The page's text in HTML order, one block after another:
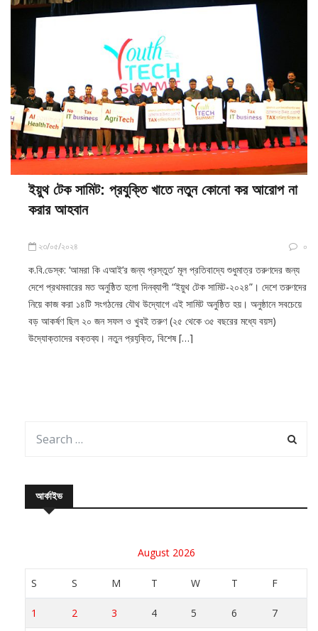
ইয়ুথ টেক সামিট: প্রযুক্তি খাতে নতুন কোনো কর আরোপ না
করার আহবান
২৩/০৫/২০২৪ ০
ক.বি.ডেস্ক: ‘আমরা কি এআই’র জন্য প্রস্তুত’ মূল প্রতিবাদ্যে শুধুমাত্র তরুণদের জন্য
দেশে প্রথমবারের মত অনুষ্ঠিত হলো দিনব্যাপী “ইয়ুথ টেক সামিট-২০২৪”। দেশে তরুণদের
নিয়ে কাজ করা ১৪টি সংগঠনের যৌথ উদ্যোগে এই সামিট অনুষ্ঠিত হয়। অনুষ্ঠানে সবচেয়ে
বড় আকর্ষণ ছিল ২০ জন সফল ও খুবই তরুণ (২৫ থেকে ৩৫ বছরের মধ্যে বয়স)
উদ্যোক্তাদের বক্তব্য। নতুন প্রযুক্তি, বিশেষ […]
আর্কাইভ
August 2026
S S M T W T F
1 2 3 4 5 6 7